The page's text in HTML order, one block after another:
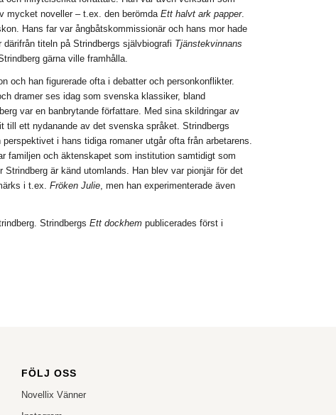
mycket noveller – t.ex. den berömdaEtt halvt ark papper.
Hans far var ångbåtskommissionär och hans mor hade
titeln på Strindbergs självbiografi Tjänstekvinnans
gärna ville framhålla.
och han figurerade ofta i debatter och personkonflikter.
dramer ses idag som svenska klassiker, bland
var en banbrytande författare. Med sina skildringar av
till ett nydanande av det svenska språket. Strindbergs
i hans tidiga romaner utgår ofta från arbetarens.
familjen och äktenskapet som institution samtidigt som
är känd utomlands. Han blev var pionjär för det
i t.ex.Fröken Julie, men han experimenterade även
StrindbergsEtt dockhem publicerades först i
FÖLJ OSS
Novellix Vänner